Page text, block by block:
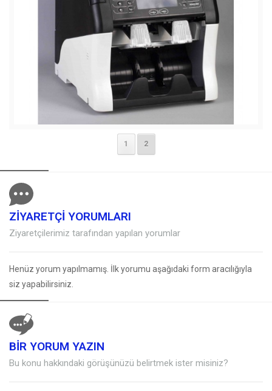
1 2
ZİYARETÇİ YORUMLARI
Ziyaretçilerimiz tarafından yapılan yorumlar
Henüz yorum yapılmamış. İlk yorumu aşağıdaki form aracılığıyla
siz yapabilirsiniz.
BİR YORUM YAZIN
Bu konu hakkındaki görüşünüzü belirtmek ister misiniz?
Müşteri Temsilcisi